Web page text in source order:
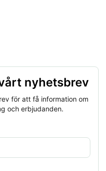
nyhetsbrev
för att få information om
och erbjudanden.